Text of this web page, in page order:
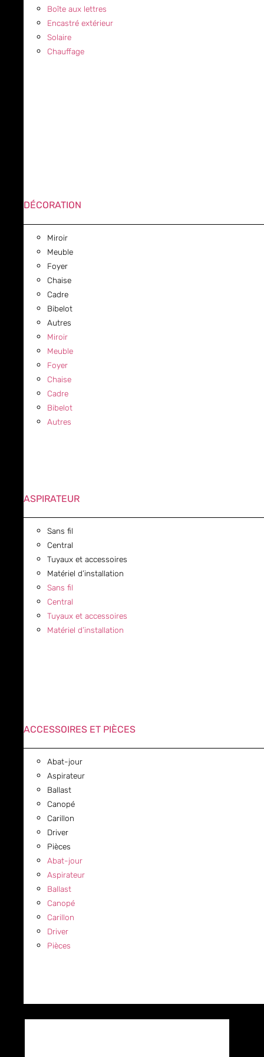
Boîte aux lettres
Encastré extérieur
Solaire
Chauffage
DÉCORATION
Miroir
Meuble
Foyer
Chaise
Cadre
Bibelot
Autres
Miroir
Meuble
Foyer
Chaise
Cadre
Bibelot
Autres
ASPIRATEUR
Sans fil
Central
Tuyaux et accessoires
Matériel d’installation
Sans fil
Central
Tuyaux et accessoires
Matériel d’installation
ACCESSOIRES ET PIÈCES
Abat-jour
Aspirateur
Ballast
Canopé
Carillon
Driver
Pièces
Abat-jour
Aspirateur
Ballast
Canopé
Carillon
Driver
Pièces